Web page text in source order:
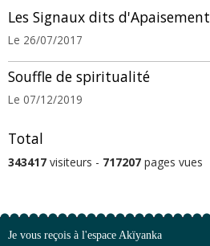
Les Signaux dits d'Apaisement
Le 26/07/2017
Souffle de spiritualité
Le 07/12/2019
Total
343417 visiteurs - 717207 pages vues
Je vous reçois à l'espace Akïyanka